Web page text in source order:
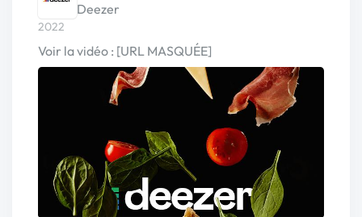
Deezer
2022
Voir la vidéo : [URL MASQUÉE]